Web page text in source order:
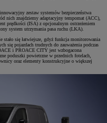
zestaw systemów bezpieczeństwa
nich znajdziemy adaptacyjny tempomat (ACC),
prędkości (ISA) z opcjonalnym ostrzeżeniem
system utrzymania pasa ruchu (LKA).
się łatwiejsze, gdyż funkcja monitorowania
się pojazdach trudnych do zauważenia podczas
i PROACE CITY jest wzbogacona
poduszki powietrzne w przednich fotelach,
oraz elementy konstrukcyjne o większej